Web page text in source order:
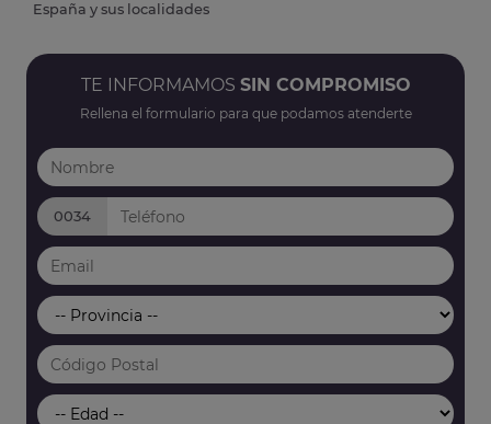
España y sus localidades
TE INFORMAMOS SIN COMPROMISO
Rellena el formulario para que podamos atenderte
0034